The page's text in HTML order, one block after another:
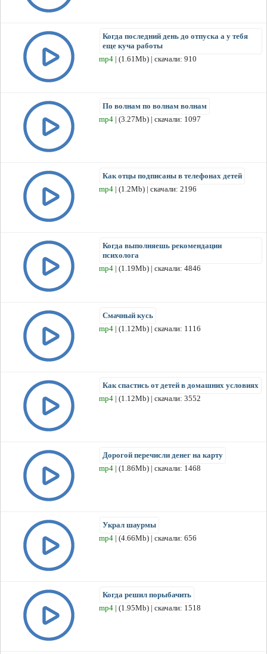
Когда последний день до отпуска а у тебя
еще куча работы
mp4 | (1.61Mb) | скачали: 910
По волнам по волнам волнам
mp4 | (3.27Mb) | скачали: 1097
Как отцы подписаны в телефонах детей
mp4 | (1.2Mb) | скачали: 2196
Когда выполняешь рекомендации
психолога
mp4 | (1.19Mb) | скачали: 4846
Смачный кусь
mp4 | (1.12Mb) | скачали: 1116
Как спастись от детей в домашних условиях
mp4 | (1.12Mb) | скачали: 3552
Дорогой перечисли денег на карту
mp4 | (1.86Mb) | скачали: 1468
Украл шаурмы
mp4 | (4.66Mb) | скачали: 656
Когда решил порыбачить
mp4 | (1.95Mb) | скачали: 1518